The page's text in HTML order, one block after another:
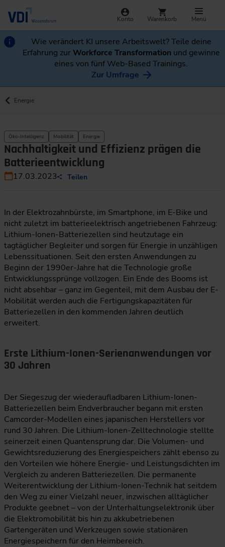
Konto Warenkorb Menü
Wie verändert KI unsere Arbeitswelt? Teile deine
Erfahrung zurWorkforce Transformation und gewinne
eines von fünf Web-Based Trainings.
Zur Umfrage
Energie
Öko-Intelligenz Mobilität Energie
Nachhaltigkeit und Effizienz prägen die
Batterieentwicklung
17.03.2023 Teilen
In der Elektrozahnbürste, im Smartphone, im E-Bike und
nicht zuletzt im batterieelektrisch angetriebenen Fahrzeug:
Lithium-Ionen-Batteriezellen sind heutzutage ein
tagtäglicher Begleiter und sorgen für Energie in unzähligen
Lebenssituationen. Seit den ersten Anwendungen zu
Beginn der 1990er-Jahre hat die Technologie große
Entwicklungssprünge vollzogen. Ein Ende des Booms ist
nicht absehbar – ganz im Gegenteil, mit dem Ausbau der E-
Mobilität werden auch die Fertigungskapazitäten für
Batteriezellen in den kommenden Jahren deutlich
erweitert.
Erste Lithium-Ionen-Serienanwendungen vor
30 Jahren
Der Siegeszug der wiederaufladbaren Lithium-Ionen-
Batteriezellen beim Endverbraucher begann mit ersten
Camcorder-Modellen eines japanischen Herstellers vor
rund 30 Jahren. Die Lithium-Ionen-Zelltechnologie stellte
seinerzeit einen Quantensprung dar. Die Volumen- und
Gewichtsreduzierung des Energiespeichers zählt ebenso zu
den Vorteilen wie höhere Energie- und Leistungsdichten im
Vergleich zu anderen Batteriezellen. Die permanente
Weiterentwicklung der Lithium-Ionen-Technik hat seitdem
den Weg zu einer Vielzahl neuer, inzwischen alltäglicher
Produkte geebnet – von der Unterhaltungselektronik über
die Elektromobilität bis hin zu akkubetriebenen
Gartengeräten und Werkzeugen sowie stationären
Energiespeichern für den Heimbereich.